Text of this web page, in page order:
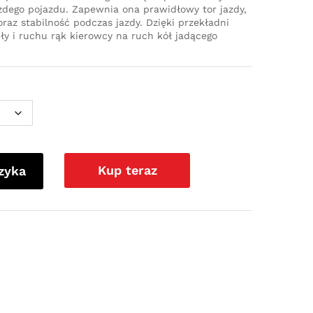
pojazdu. Zapewnia ona prawidłowy tor jazdy,
stabilność podczas jazdy. Dzięki przekładni
i ruchu rąk kierowcy na ruch kół jadącego
Kup teraz